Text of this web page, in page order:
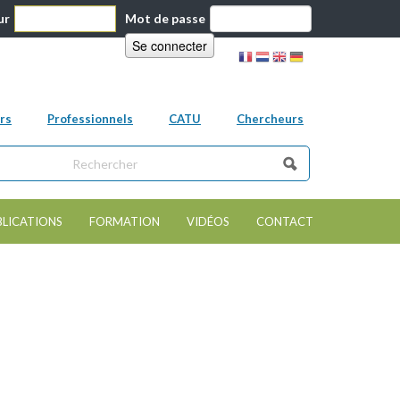
Mot de passe
Professionnels CATU Chercheurs
de recherche
ce site
FORMATION VIDÉOS CONTACT